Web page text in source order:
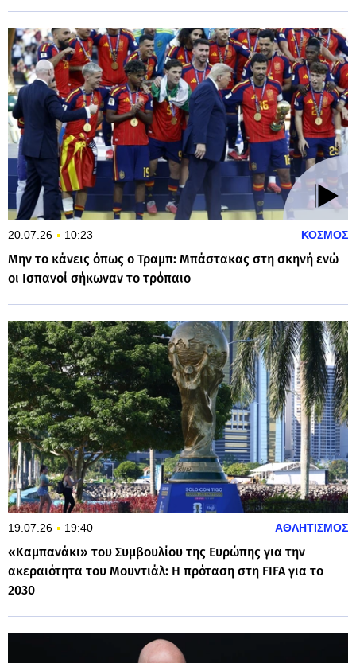
20.07.26 10:23 ΚΟΣΜΟΣ
Μην το κάνεις όπως ο Τραμπ: Μπάστακας στη σκηνή ενώ
οι Ισπανοί σήκωναν το τρόπαιο
19.07.26 19:40 ΑΘΛΗΤΙΣΜΟΣ
«Καμπανάκι» του Συμβουλίου της Ευρώπης για την
ακεραιότητα του Μουντιάλ: Η πρόταση στη FIFA για το
2030